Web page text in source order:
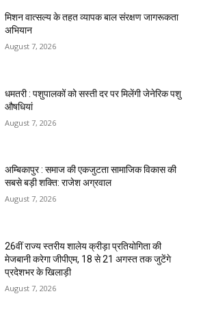
मिशन वात्सल्य के तहत व्यापक बाल संरक्षण जागरूकता
अभियान
August 7, 2026
धमतरी : पशुपालकों को सस्ती दर पर मिलेंगी जेनेरिक पशु
औषधियां
August 7, 2026
अम्बिकापुर : समाज की एकजुटता सामाजिक विकास की
सबसे बड़ी शक्ति: राजेश अग्रवाल
August 7, 2026
26वीं राज्य स्तरीय शालेय क्रीड़ा प्रतियोगिता की
मेजबानी करेगा जीपीएम, 18 से 21 अगस्त तक जुटेंगे
प्रदेशभर के खिलाड़ी
August 7, 2026